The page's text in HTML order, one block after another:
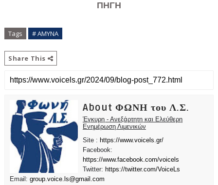
ΠΗΓΗ
Tags # ΑΜΥΝΑ
Share This
About ΦΩΝΗ του Λ.Σ.
Έγκυρη - Ανεξάρτητη και Ελεύθερη
Ενημέρωση Λιμενικών
Site : https://www.voicels.gr/
Facebook:
https://www.facebook.com/voicels
Twitter: https://twitter.com/VoiceLs
Email: group.voice.ls@gmail.com